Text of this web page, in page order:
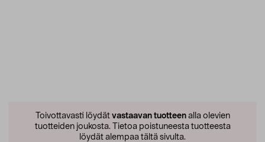
Toivottavasti löydät vastaavan tuotteenalla olevien
tuotteiden joukosta. Tietoa poistuneesta tuotteesta
löydät alempaa tältä sivulta.